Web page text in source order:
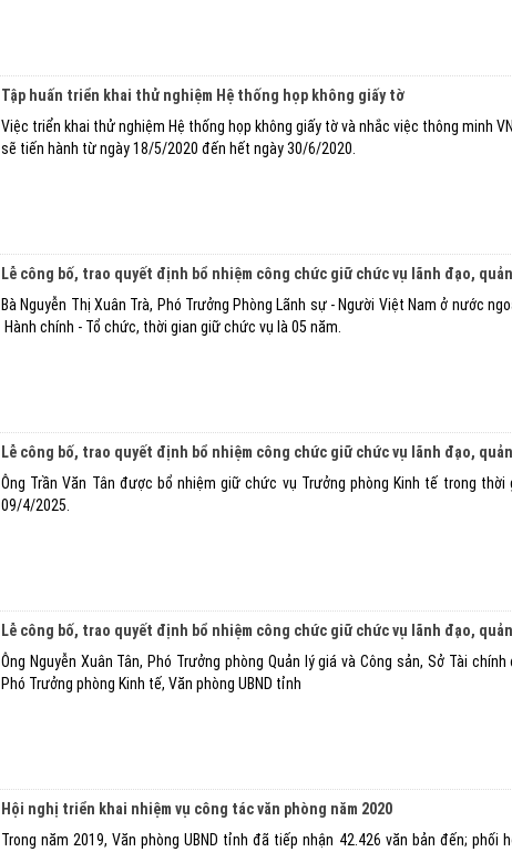
Tập huấn triển khai thử nghiệm Hệ thống họp không giấy tờ
Việc triển khai thử nghiệm Hệ thống họp không giấy tờ và nhắc việc thông minh
sẽ tiến hành từ ngày 18/5/2020 đến hết ngày 30/6/2020.
Lễ công bố, trao quyết định bổ nhiệm công chức giữ chức vụ lãnh đạo,
Bà Nguyễn Thị Xuân Trà, Phó Trưởng Phòng Lãnh sự - Người Việt Nam ở nước
Hành chính - Tổ chức, thời gian giữ chức vụ là 05 năm.
Lễ công bố, trao quyết định bổ nhiệm công chức giữ chức vụ lãnh đạo,
Ông Trần Văn Tân được bổ nhiệm giữ chức vụ Trưởng phòng Kinh tế trong
09/4/2025.
Lễ công bố, trao quyết định bổ nhiệm công chức giữ chức vụ lãnh đạo,
Ông Nguyễn Xuân Tân, Phó Trưởng phòng Quản lý giá và Công sản, Sở Tài
Phó Trưởng phòng Kinh tế, Văn phòng UBND tỉnh
Hội nghị triển khai nhiệm vụ công tác văn phòng năm 2020
Trong năm 2019, Văn phòng UBND tỉnh đã tiếp nhận 42.426 văn bản đến; phối